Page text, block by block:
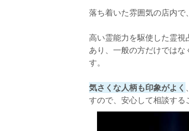
落ち着いた雰囲気の店内で
高い霊能力を駆使した霊
あり、一般の方だけでは
す。
気さくな人柄も印象がよく
すので、安心して相談する